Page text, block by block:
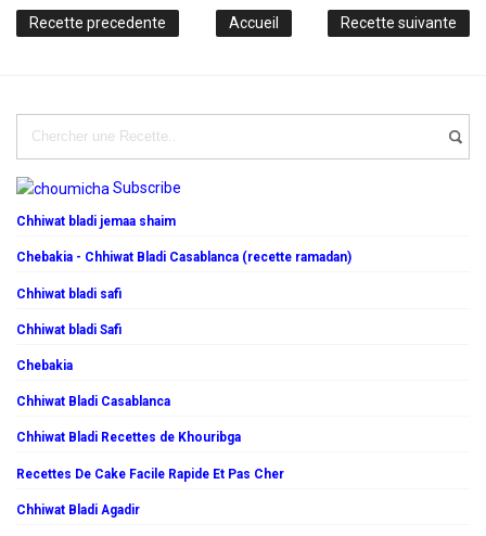
Recette precedente Recette suivante
Accueil
Subscribe
Chhiwat bladi jemaa shaim
Chebakia - Chhiwat Bladi Casablanca (recette ramadan)
Chhiwat bladi safi
Chhiwat bladi Safi
Chebakia
Chhiwat Bladi Casablanca
Chhiwat Bladi Recettes de Khouribga
Recettes De Cake Facile Rapide Et Pas Cher
Chhiwat Bladi Agadir